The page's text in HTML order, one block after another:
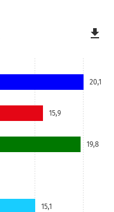
20,1
15,9
19,8
15,1
file_download